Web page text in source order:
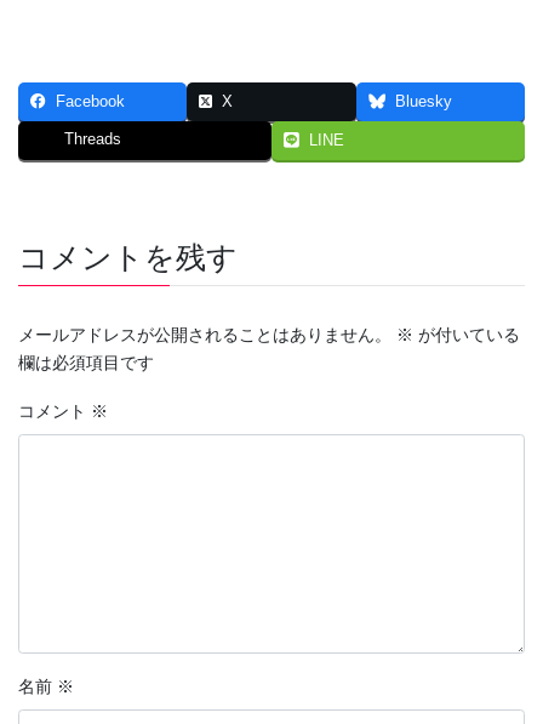
Facebook X Bluesky
Threads LINE
コメントを残す
メールアドレスが公開されることはありません。 ※ が付いている
欄は必須項目です
コメント ※
名前 ※